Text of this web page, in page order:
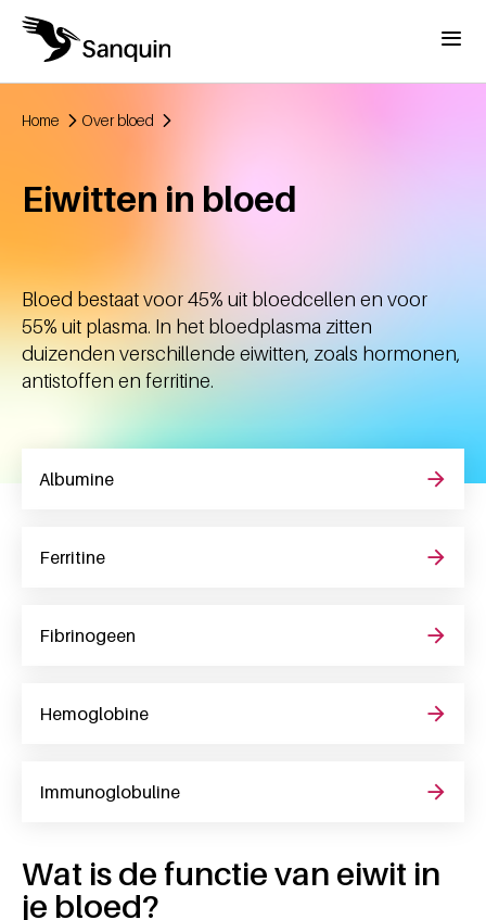
Overslaan en naar de inhoud gaan
Menu
Home Over bloed
Eiwitten in bloed
Bloed bestaat voor 45% uit bloedcellen en voor
55% uit plasma. In het bloedplasma zitten
duizenden verschillende eiwitten, zoals hormonen,
antistoffen en ferritine.
Albumine
Ferritine
Fibrinogeen
Hemoglobine
Immunoglobuline
Wat is de functie van eiwit in
je bloed?